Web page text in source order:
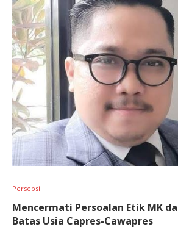
Persepsi
Mencermati Persoalan Etik MK
Batas Usia Capres-Cawapres